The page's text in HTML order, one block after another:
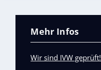
Mehr Infos
Wir sind IVW geprüft!